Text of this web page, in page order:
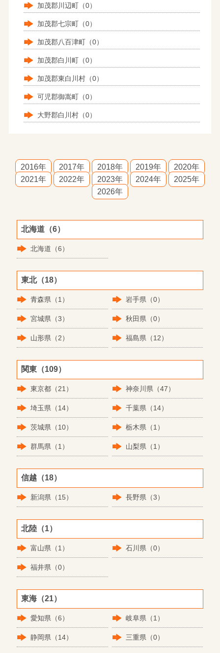
加茂郡川辺町（0）
加茂郡七宗町（0）
加茂郡八百津町（0）
加茂郡白川町（0）
加茂郡東白川村（0）
可児郡御嵩町（0）
大野郡白川村（0）
2016年 2017年 2018年 2019年
2020年
2021年
2022年 2023年 2024年
2025年
2026年
北海道（6）
北海道（6）
東北（18）
青森県（1） 岩手県（0）
宮城県（3） 秋田県（0）
山形県（2） 福島県（12）
関東（109）
東京都（21） 神奈川県（47）
埼玉県（14） 千葉県（14）
茨城県（10） 栃木県（1）
群馬県（1） 山梨県（1）
信越（18）
新潟県（15） 長野県（3）
北陸（1）
富山県（1） 石川県（0）
福井県（0）
東海（21）
愛知県（6） 岐阜県（1）
静岡県（14） 三重県（0）